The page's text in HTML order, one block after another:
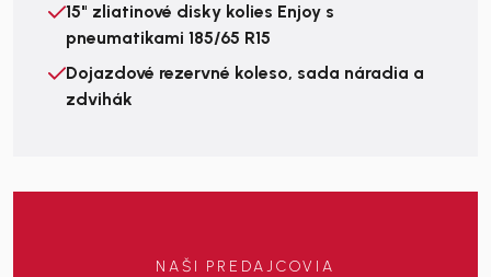
15" zliatinové disky kolies Enjoy s
pneumatikami 185/65 R15
Dojazdové rezervné koleso, sada náradia a
zdvihák
NAŠI PREDAJCOVIA